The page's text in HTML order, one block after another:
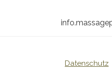
Datenschutz